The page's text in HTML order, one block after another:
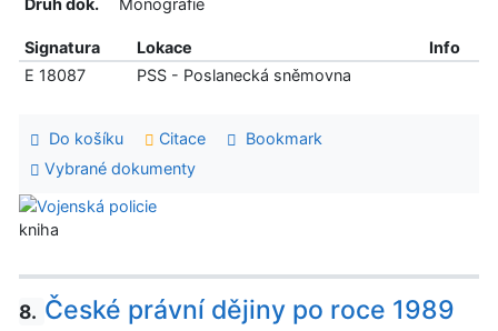
Signatura Lokace
Info
E 18087
PSS - Poslanecká sněmovna
Do košíku Citace
Bookmark
Vybrané dokumenty
kniha
8. České právní dějiny po roce 1989